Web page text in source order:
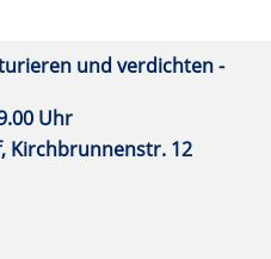
und verdichten -
Uhr
Kirchbrunnenstr. 12